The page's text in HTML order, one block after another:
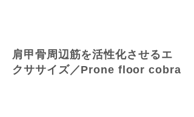
肩甲骨周辺筋を活性化させるエ
クササイズ／Prone floor cobra